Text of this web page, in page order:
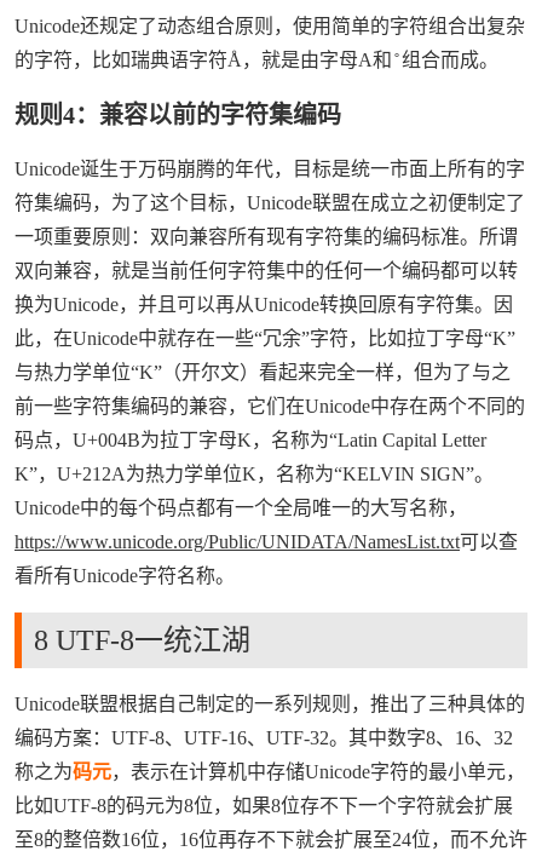
Unicode还规定了动态组合原则，使用简单的字符组合出复杂
的字符，比如瑞典语字符Å，就是由字母A和 ̊ 组合而成。
规则4：兼容以前的字符集编码
Unicode诞生于万码崩腾的年代，目标是统一市面上所有的字
符集编码，为了这个目标，Unicode联盟在成立之初便制定了
一项重要原则：双向兼容所有现有字符集的编码标准。所谓
双向兼容，就是当前任何字符集中的任何一个编码都可以转
换为Unicode，并且可以再从Unicode转换回原有字符集。因
此，在Unicode中就存在一些“冗余”字符，比如拉丁字母“K”
与热力学单位“K”（开尔文）看起来完全一样，但为了与之
前一些字符集编码的兼容，它们在Unicode中存在两个不同的
码点，U+004B为拉丁字母K，名称为“Latin Capital Letter
K”，U+212A为热力学单位K，名称为“KELVIN SIGN”。
Unicode中的每个码点都有一个全局唯一的大写名称，
https://www.unicode.org/Public/UNIDATA/NamesList.txt可以查
看所有Unicode字符名称。
8 UTF-8一统江湖
Unicode联盟根据自己制定的一系列规则，推出了三种具体的
编码方案：UTF-8、UTF-16、UTF-32。其中数字8、16、32
称之为码元，表示在计算机中存储Unicode字符的最小单元，
比如UTF-8的码元为8位，如果8位存不下一个字符就会扩展
至8的整倍数16位，16位再存不下就会扩展至24位，而不允许